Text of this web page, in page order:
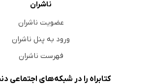
ناشران
عضویت ناشران
ورود به پنل ناشران
فهرست ناشران
کتابراه را در شبکه‌های اجتماعی